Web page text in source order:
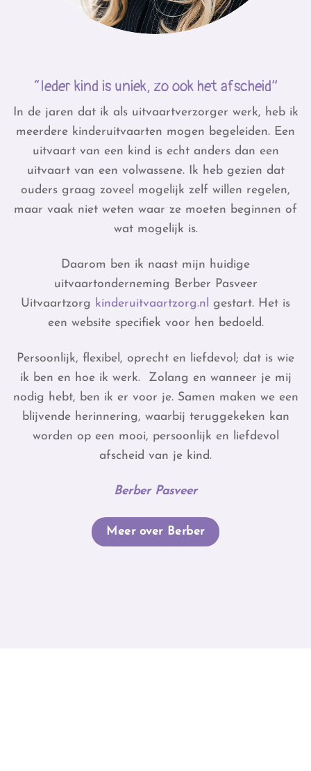
“Ieder kind is uniek, zo ook het afscheid”
In de jaren dat ik als uitvaartverzorger werk, heb ik
meerdere kinderuitvaarten mogen begeleiden. Een
uitvaart van een kind is echt anders dan een
uitvaart van een volwassene. Ik heb gezien dat
ouders graag zoveel mogelijk zelf willen regelen,
maar vaak niet weten waar ze moeten beginnen of
wat mogelijk is.
Daarom ben ik naast mijn huidige
uitvaartonderneming Berber Pasveer
Uitvaartzorg
kinderuitvaartzorg.nl
gestart. Het is
een website specifiek voor hen bedoeld.
Persoonlijk, flexibel, oprecht en liefdevol; dat is wie
ik ben en hoe ik werk. Zolang en wanneer je mij
nodig hebt, ben ik er voor je. Samen maken we een
blijvende herinnering, waarbij teruggekeken kan
worden op een mooi, persoonlijk en liefdevol
afscheid van je kind.
Berber Pasveer
Meer over Berber